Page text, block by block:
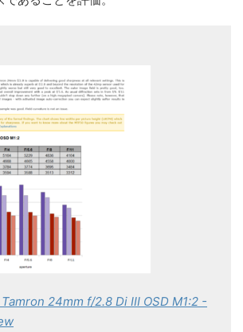
24mm f/2.8 Di III OSD M1:2 -